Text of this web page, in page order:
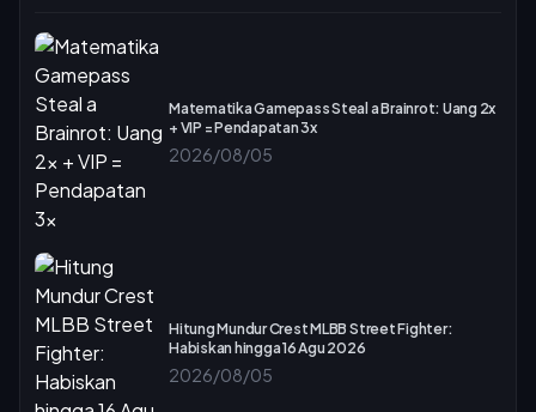
Matematika Gamepass Steal a Brainrot: Uang 2x
+ VIP = Pendapatan 3x
2026/08/05
Hitung Mundur Crest MLBB Street Fighter:
Habiskan hingga 16 Agu 2026
2026/08/05